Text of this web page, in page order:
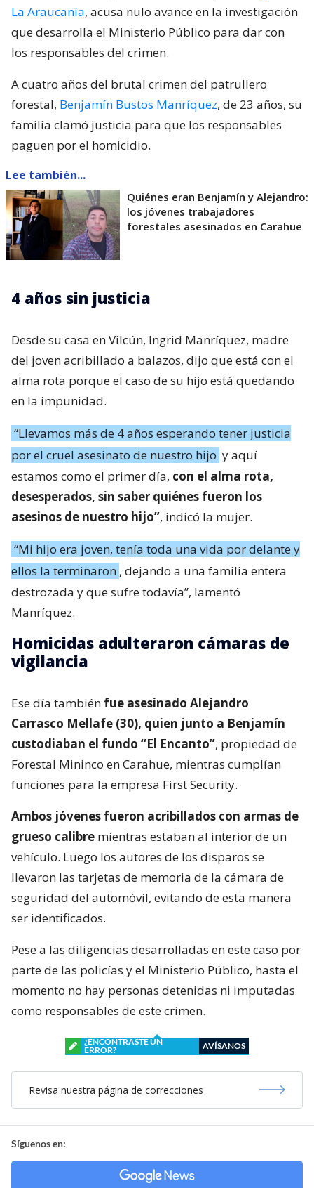
La Araucanía, acusa nulo avance en la investigación
que desarrolla el Ministerio Público para dar con
los responsables del crimen.
A cuatro años del brutal crimen del patrullero
forestal, Benjamín Bustos Manríquez, de 23 años, su
familia clamó justicia para que los responsables
paguen por el homicidio.
Lee también...
Quiénes eran Benjamín y Alejandro:
los jóvenes trabajadores
forestales asesinados en Carahue
4 años sin justicia
Desde su casa en Vilcún, Ingrid Manríquez, madre
del joven acribillado a balazos, dijo que está con el
alma rota porque el caso de su hijo está quedando
en la impunidad.
“Llevamos más de 4 años esperando tener justicia
por el cruel asesinato de nuestro hijo y aquí
estamos como el primer día, con el alma rota,
desesperados, sin saber quiénes fueron los
asesinos de nuestro hijo”, indicó la mujer.
“Mi hijo era joven, tenía toda una vida por delante y
ellos la terminaron , dejando a una familia entera
destrozada y que sufre todavía”, lamentó
Manríquez.
Homicidas adulteraron cámaras de
vigilancia
Ese día también fue asesinado Alejandro
Carrasco Mellafe (30), quien junto a Benjamín
custodiaban el fundo “El Encanto”, propiedad de
Forestal Mininco en Carahue, mientras cumplían
funciones para la empresa First Security.
Ambos jóvenes fueron acribillados con armas de
grueso calibre mientras estaban al interior de un
vehículo. Luego los autores de los disparos se
llevaron las tarjetas de memoria de la cámara de
seguridad del automóvil, evitando de esta manera
ser identificados.
Pese a las diligencias desarrolladas en este caso por
parte de las policías y el Ministerio Público, hasta el
momento no hay personas detenidas ni imputadas
como responsables de este crimen.
¿ENCONTRASTE UN
ERROR?
AVÍSANOS
Revisa nuestra página de correcciones
Síguenos en: